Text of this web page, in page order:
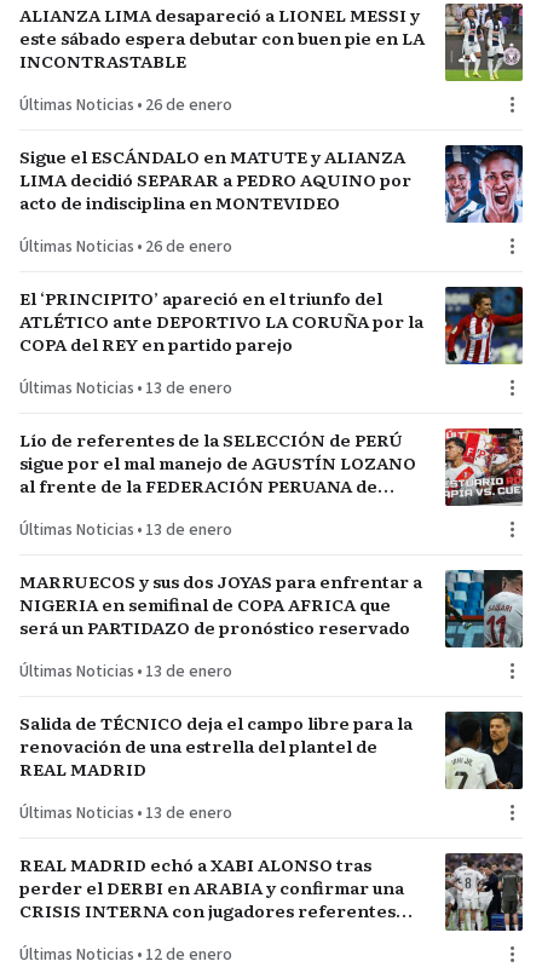
ALIANZA LIMA desapareció a LIONEL MESSI y
este sábado espera debutar con buen pie en LA
INCONTRASTABLE
Últimas Noticias • 26 de enero
Sigue el ESCÁNDALO en MATUTE y ALIANZA
LIMA decidió SEPARAR a PEDRO AQUINO por
acto de indisciplina en MONTEVIDEO
Últimas Noticias • 26 de enero
El ‘PRINCIPITO’ apareció en el triunfo del
ATLÉTICO ante DEPORTIVO LA CORUÑA por la
COPA del REY en partido parejo
Últimas Noticias • 13 de enero
Lío de referentes de la SELECCIÓN de PERÚ
sigue por el mal manejo de AGUSTÍN LOZANO
al frente de la FEDERACIÓN PERUANA de
Últimas Noticias • 13 de enero
MARRUECOS y sus dos JOYAS para enfrentar a
NIGERIA en semifinal de COPA AFRICA que
será un PARTIDAZO de pronóstico reservado
Últimas Noticias • 13 de enero
Salida de TÉCNICO deja el campo libre para la
renovación de una estrella del plantel de
REAL MADRID
Últimas Noticias • 13 de enero
REAL MADRID echó a XABI ALONSO tras
perder el DERBI en ARABIA y confirmar una
CRISIS INTERNA con jugadores referentes
Últimas Noticias • 12 de enero